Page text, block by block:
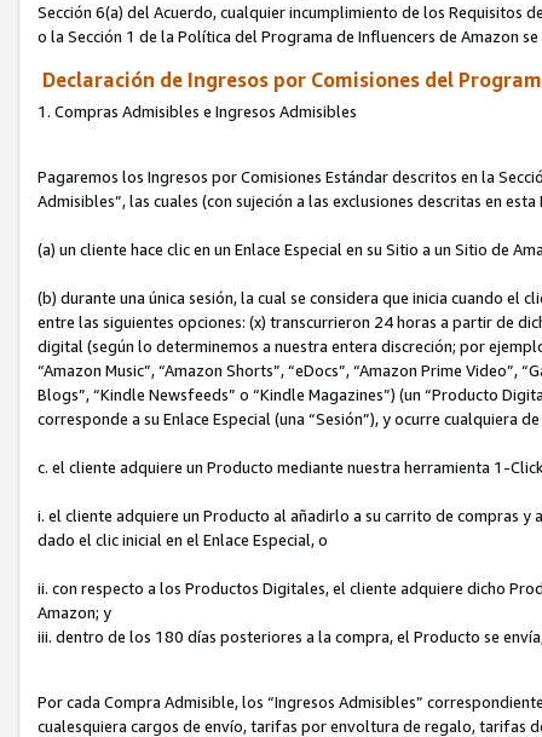
Sección 6(a) del Acuerdo, cualquier incumplimiento de los Requisitos
o la Sección 1 de la Política del Programa de Influencers de Amazon
Declaración de Ingresos por Comisiones del
1. Compras Admisibles e Ingresos Admisibles
Pagaremos los Ingresos por Comisiones Estándar descritos en la
Admisibles”, las cuales (con sujeción a las exclusiones descritas en
(a) un cliente hace clic en un Enlace Especial en su Sitio a un Sitio de
(b) durante una única sesión, la cual se considera que inicia cuando el
entre las siguientes opciones: (x) transcurrieron 24 horas a partir de
digital (según lo determinemos a nuestra entera discreción; por
“Amazon Music”, “Amazon Shorts”, “eDocs”, “Amazon Prime Video”,
Blogs”, “Kindle Newsfeeds” o “Kindle Magazines”) (un “Producto
corresponde a su Enlace Especial (una “Sesión”), y ocurre cualquiera
c. el cliente adquiere un Producto mediante nuestra herramienta 1-
i. el cliente adquiere un Producto al añadirlo a su carrito de compras
dado el clic inicial en el Enlace Especial, o
ii. con respecto a los Productos Digitales, el cliente adquiere dicho
Amazon; y
iii. dentro de los 180 días posteriores a la compra, el Producto se
Por cada Compra Admisible, los “Ingresos Admisibles”
cualesquiera cargos de envío, tarifas por envoltura de regalo, tarifas